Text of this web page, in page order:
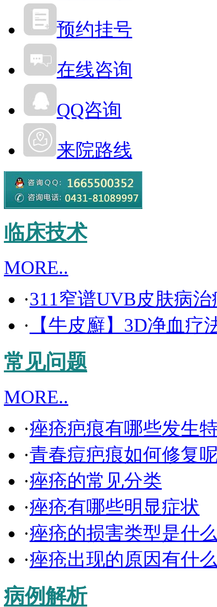
预约挂号
在线咨询
QQ咨询
来院路线
临床技术
MORE..
·311窄谱UVB皮肤病治
· 【牛皮廯】3D净血疗
常见问题
MORE..
·痤疮疤痕有哪些发生
·青春痘疤痕如何修复
·痤疮的常见分类
·痤疮有哪些明显症状
·痤疮的损害类型是什
·痤疮出现的原因有什
病例解析